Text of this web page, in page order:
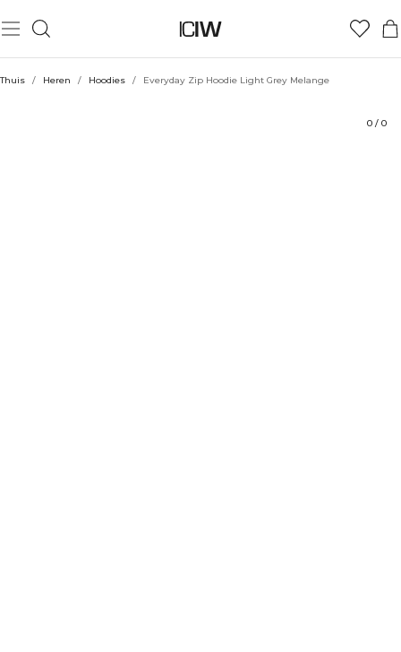
Thuis / Heren / Hoodies / Everyday Zip Hoodie Light Grey Melange
0 / 0